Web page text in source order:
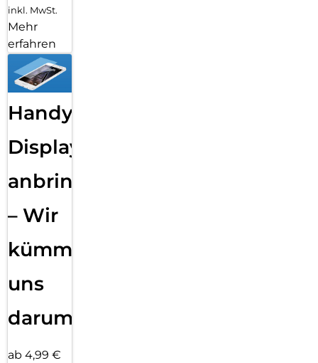
inkl. MwSt.
Mehr
erfahren
Handy
Displayfolie
anbringen
– Wir
kümmern
uns
darum!
ab 4,99 €